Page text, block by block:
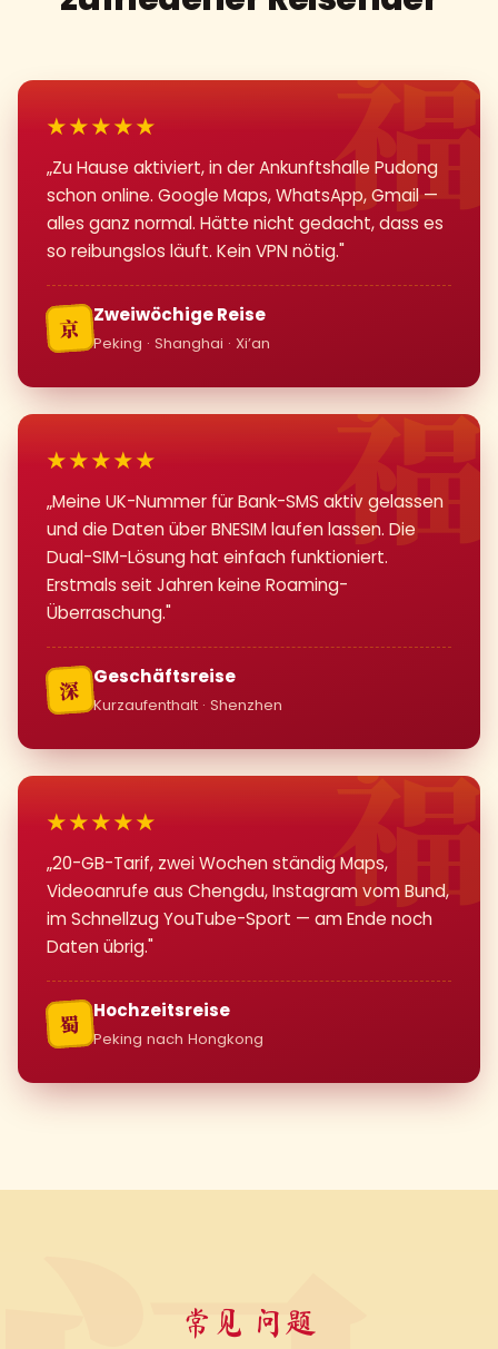
★★★★★
„Zu Hause aktiviert, in der Ankunftshalle Pudong
schon online. Google Maps, WhatsApp, Gmail —
alles ganz normal. Hätte nicht gedacht, dass es
so reibungslos läuft. Kein VPN nötig."
京 Zweiwöchige Reise
Peking · Shanghai · Xi’an
★★★★★
„Meine UK-Nummer für Bank-SMS aktiv gelassen
und die Daten über BNESIM laufen lassen. Die
Dual-SIM-Lösung hat einfach funktioniert.
Erstmals seit Jahren keine Roaming-
Überraschung."
深 Geschäftsreise
Kurzaufenthalt · Shenzhen
★★★★★
„20-GB-Tarif, zwei Wochen ständig Maps,
Videoanrufe aus Chengdu, Instagram vom Bund,
im Schnellzug YouTube-Sport — am Ende noch
Daten übrig."
蜀 Hochzeitsreise
Peking nach Hongkong
常见 问题